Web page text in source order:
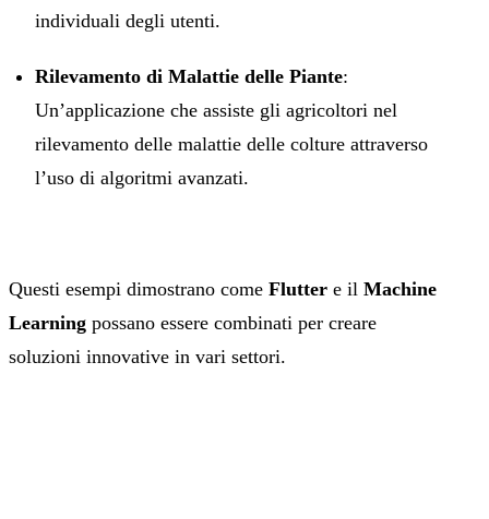
individuali degli utenti.
Rilevamento di Malattie delle Piante:
Un’applicazione che assiste gli agricoltori nel
rilevamento delle malattie delle colture attraverso
l’uso di algoritmi avanzati.
Questi esempi dimostrano come Flutter e il Machine
Learning possano essere combinati per creare
soluzioni innovative in vari settori.